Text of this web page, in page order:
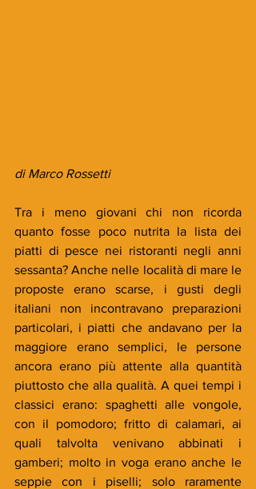
di Marco Rossetti
Tra i meno giovani chi non ricorda
quanto fosse poco nutrita la lista dei
piatti di pesce nei ristoranti negli anni
sessanta? Anche nelle località di mare le
proposte erano scarse, i gusti degli
italiani non incontravano preparazioni
particolari, i piatti che andavano per la
maggiore erano semplici, le persone
ancora erano più attente alla quantità
piuttosto che alla qualità. A quei tempi i
classici erano: spaghetti alle vongole,
con il pomodoro; fritto di calamari, ai
quali talvolta venivano abbinati i
gamberi; molto in voga erano anche le
seppie con i piselli; solo raramente